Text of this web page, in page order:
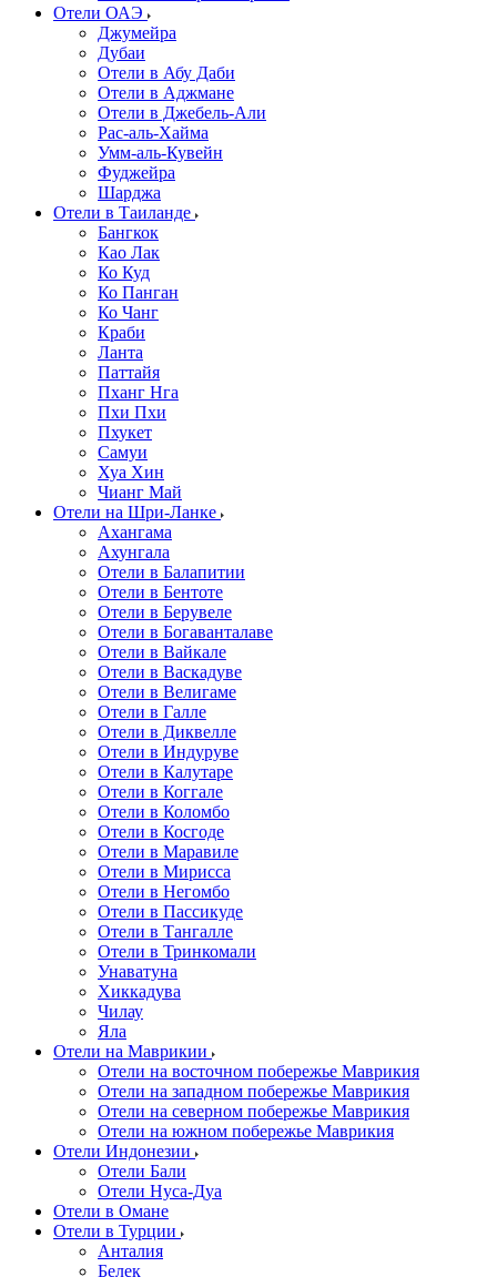
Отели ОАЭ
Джумейра
Дубаи
Отели в Абу Даби
Отели в Аджмане
Отели в Джебель-Али
Рас-аль-Хайма
Умм-аль-Кувейн
Фуджейра
Шарджа
Отели в Таиланде
Бангкок
Као Лак
Ко Куд
Ко Панган
Ко Чанг
Краби
Ланта
Паттайя
Пханг Нга
Пхи Пхи
Пхукет
Самуи
Хуа Хин
Чианг Май
Отели на Шри-Ланке
Ахангама
Ахунгала
Отели в Балапитии
Отели в Бентоте
Отели в Берувеле
Отели в Богаванталаве
Отели в Вайкале
Отели в Васкадуве
Отели в Велигаме
Отели в Галле
Отели в Диквелле
Отели в Индуруве
Отели в Калутаре
Отели в Коггале
Отели в Коломбо
Отели в Косгоде
Отели в Маравиле
Отели в Мирисса
Отели в Негомбо
Отели в Пассикуде
Отели в Тангалле
Отели в Тринкомали
Унаватуна
Хиккадува
Чилау
Яла
Отели на Маврикии
Отели на восточном побережье Маврикия
Отели на западном побережье Маврикия
Отели на северном побережье Маврикия
Отели на южном побережье Маврикия
Отели Индонезии
Отели Бали
Отели Нуса-Дуа
Отели в Омане
Отели в Турции
Анталия
Белек